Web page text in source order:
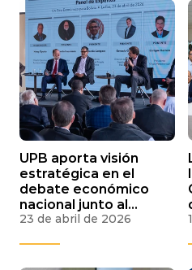
UPB aporta visión
estratégica en el
debate económico
nacional junto al
Harvard Growth Lab
23 de abril de 2026